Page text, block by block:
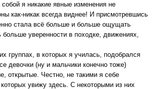
я никакие явные изменения не
как-никак всегда виднее! И присмотревшись
стала всё больше и больше ощущать
уверенности в походке, движениях,
группах, в которых я училась, подобрался
девочки (ну и мальчики конечно тоже)
открытые. Честно, не такими я себе
увижу здесь. С некоторыми из них